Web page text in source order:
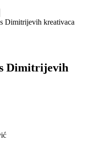
Dimitrijevih kreativaca
Dimitrijevih